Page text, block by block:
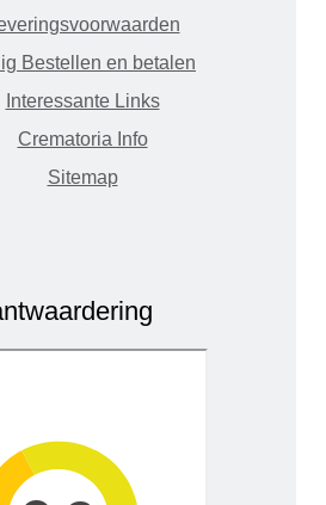
Bestellen en betalen
Interessante Links
Crematoria Info
Sitemap